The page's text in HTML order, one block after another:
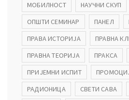
МОБИЛНОСТ
НАУЧНИ СКУП
ОПШТИ СЕМИНАР
ПАНЕЛ
ПРАВА ИСТОРИЈА
ПРАВНА
ПРАВНА ТЕОРИЈА
ПРАКСА
ПРИЈЕМНИ ИСПИТ
РАДИОНИЦА
СВЕТИ САВА